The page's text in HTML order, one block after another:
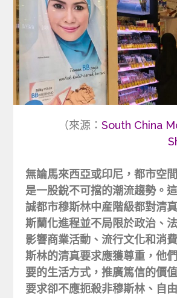
（來源： South China
無論馬來西亞或印尼，都市空
是一股銳不可擋的潮流趨勢。
誠都市穆斯林中産階級都對清
斯蘭化進程並不局限於政治、
影響商業活動、流行文化和消
斯林的清真要求應獲尊重，他
要的生活方式，推廣篤信的價
要求卻不應扼殺非穆斯林、自